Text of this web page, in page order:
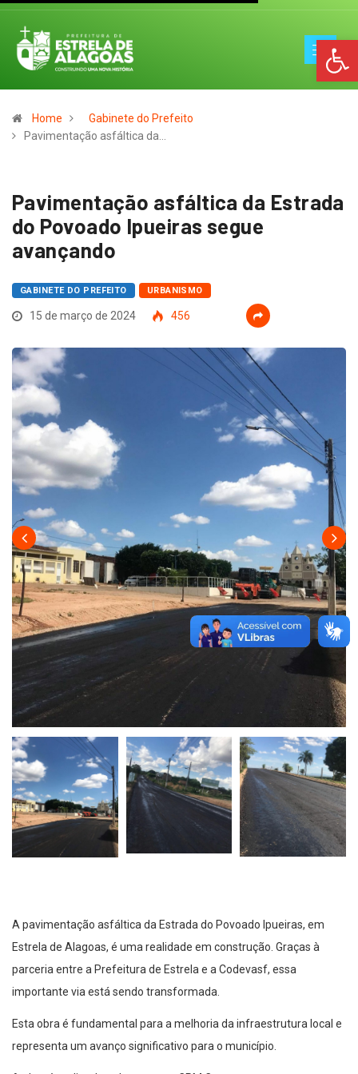
Home
Gabinete do Prefeito
Pavimentação asfáltica da…
Pavimentação asfáltica da Estrada
do Povoado Ipueiras segue
avançando
GABINETE DO PREFEITO URBANISMO
15 de março de 2024 456
A pavimentação asfáltica da Estrada do Povoado Ipueiras, em
Estrela de Alagoas, é uma realidade em construção. Graças à
parceria entre a Prefeitura de Estrela e a Codevasf, essa
importante via está sendo transformada.
Esta obra é fundamental para a melhoria da infraestrutura local e
representa um avanço significativo para o município.